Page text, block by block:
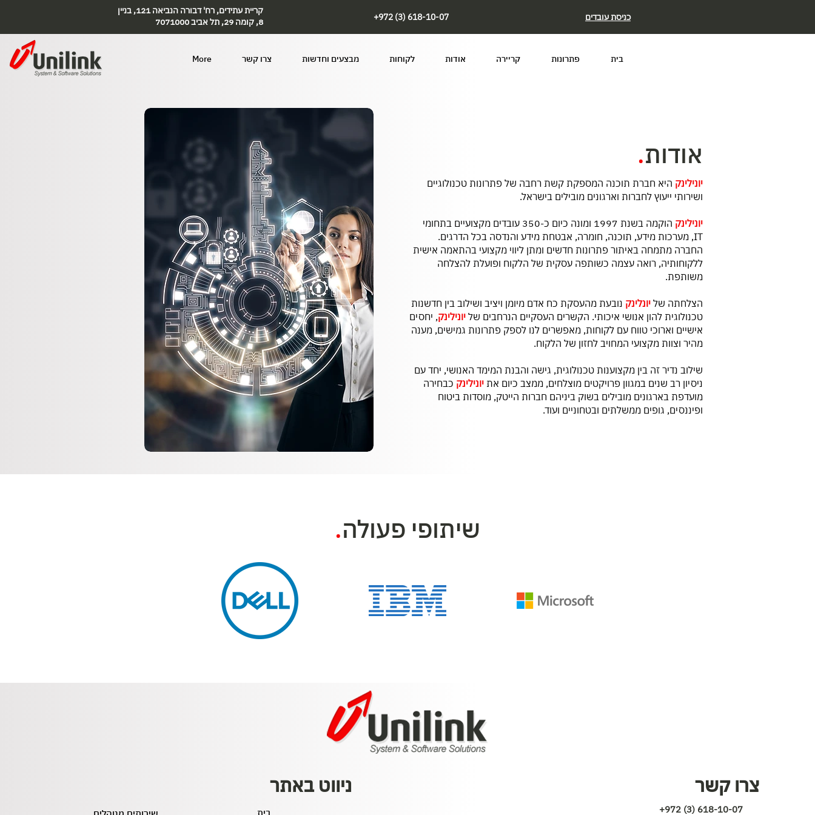
קריית עתידים, רח' דבורה הנביאה 121, בניין
8, קומה 29, תל אביב 7071000
+972 (3) 618-10-07 כניסת עובדים
בית פתרונות קריירה אודות לקוחות מבצעים וחדשות צרו קשר More
אודות.
יונילינק היא חברת תוכנה המספקת קשת רחבה של פתרונות טכנולוגיים
ושירותי ייעוץ לחברות וארגונים מובילים בישראל.
יונילינק
הוקמה בשנת 1997 ומונה כיום כ-350 עובדים מקצועיים בתחומי
IT, מערכות מידע, תוכנה, חומרה, אבטחת מידע והנדסה בכל הדרגים.
החברה מתמחה באיתור פתרונות חדשים ומתן ליווי מקצועי בהתאמה אישית
ללקוחותיה, רואה עצמה כשותפה עסקית של הלקוח ופועלת להצלחה
משותפת.
הצלחתה של יונלינק נובעת מהעסקת כח אדם מיומן ויציב ושילוב בין חדשנות
טכנולוגית להון אנושי איכותי. הקשרים העסקיים הנרחבים של יונילינק, יחסים
אישיים וארוכי טווח עם לקוחות, מאפשרים לנו לספק פתרונות גמישים, מענה
מהיר וצוות מקצועי המחויב לחזון של הלקוח.
שילוב נדיר זה בין מקצוענות טכנולוגית, גישה והבנת המימד האנושי, יחד עם
ניסיון רב שנים במגוון פרויקטים מוצלחים, ממצב כיום את יונילינק כבחירה
מועדפת בארגונים מובילים בשוק ביניהם חברות הייטק, מוסדות ביטוח
ופיננסים, גופים ממשלתים ובטחוניים ועוד.
שיתופי פעולה.
ניווט באתר צרו קשר
+972 (3) 618-10-07